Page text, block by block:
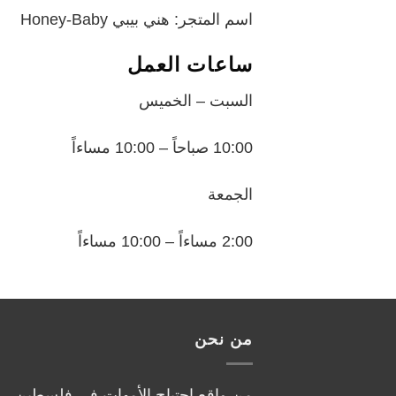
اسم المتجر: هني بيبي Honey-Baby
ساعات العمل
السبت – الخميس
10:00 صباحاً – 10:00 مساءاً
الجمعة
2:00 مساءاً – 10:00 مساءاً
من نحن